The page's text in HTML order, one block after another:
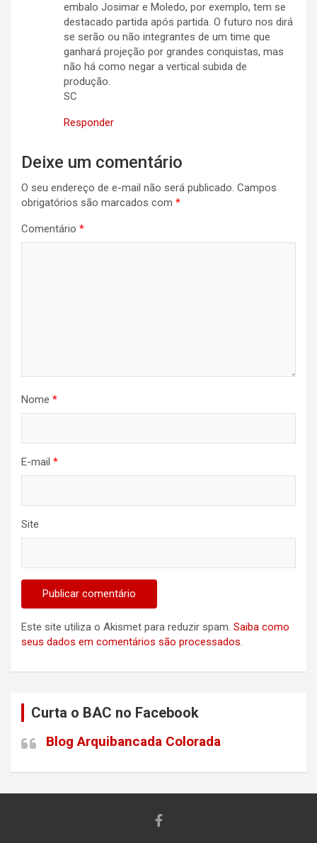
embalo Josimar e Moledo, por exemplo, tem se
destacado partida após partida. O futuro nos dirá
se serão ou não integrantes de um time que
ganhará projeção por grandes conquistas, mas
não há como negar a vertical subida de
produção.
SC
Responder
Deixe um comentário
O seu endereço de e-mail não será publicado. Campos
obrigatórios são marcados com *
Comentário *
Nome *
E-mail *
Site
Este site utiliza o Akismet para reduzir spam. Saiba como
seus dados em comentários são processados.
Curta o BAC no Facebook
Blog Arquibancada Colorada